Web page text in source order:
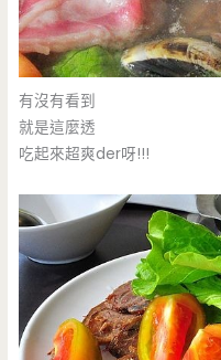
有沒有看到
就是這麼透
吃起來超爽der呀!!!